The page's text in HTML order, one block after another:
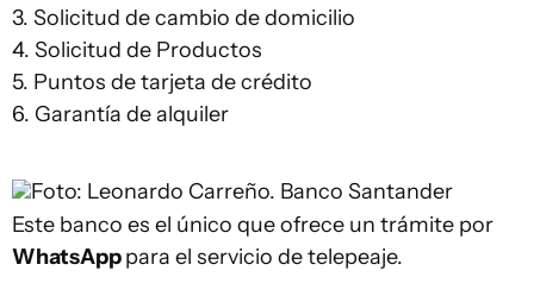
3. Solicitud de cambio de domicilio
4. Solicitud de Productos
5. Puntos de tarjeta de crédito
6. Garantía de alquiler
Foto: Leonardo Carreño. Banco Santander
Este banco es el único que ofrece un trámite por
WhatsApppara el servicio de telepeaje.